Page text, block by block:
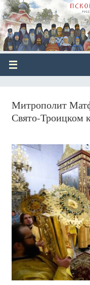
Митрополит
Свято-Троицком